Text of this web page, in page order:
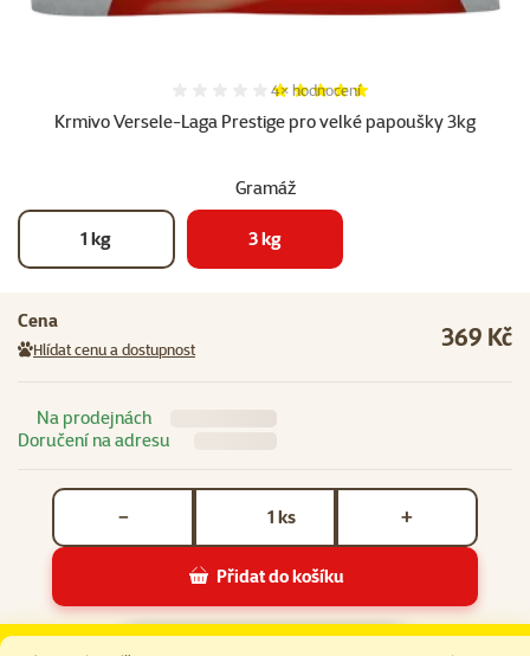
Krmivo Versele-Laga Prestige pro velké papoušky 3kg
Hodnocení 100%, počet hodnocení:
4× hodnocení
Gramáž
1 kg 3 kg
Cena
Hlídat cenu a dostupnost 369 Kč
Na prodejnách
Doručení na adresu
ks
− +
Přidat do košíku